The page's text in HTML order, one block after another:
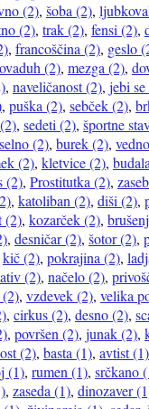
(2), šoba (2),
(2), trak (2), fensi (2),
, francoščina (2), geslo
ovaduh (2), mezga (2),
, naveličanost (2), jebi
, puška (2), sebček (2),
, sedeti (2), športne
(2), burek (2),
(2), kletvice (2),
(2), Prostitutka (2),
, katoliban (2), diši (2),
(2), kozarček (2),
, desničar (2), šotor (2),
kič (2), pokrajina (2),
(2), načelo (2),
, vzdevek (2), velika
, cirkus (2), desno (2),
, površen (2), junak (2),
(2), basta (1), avtist (1)
(1), rumen (1), srčkano
, zaseda (1), dinozaver